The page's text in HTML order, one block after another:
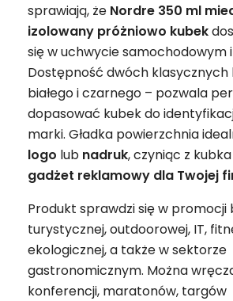
sprawiają, że Nordre 350 ml
izolowany próżniowo kubek
się w uchwycie samochodowym
Dostępność dwóch klasycznych
białego i czarnego – pozwala
dopasować kubek do
marki. Gładka powierzchnia
logo lub nadruk, czyniąc z
gadżet reklamowy dla Twojej
Produkt sprawdzi się w promocji
turystycznej, outdoorowej, IT,
ekologicznej, a także w sektorze
gastronomicznym. Można
konferencji, maratonów, targów